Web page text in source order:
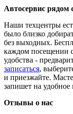
Автосервис рядом
Наши техцентры
было близко
без выходных.
каждом посещении
удобства -
записаться,
и приезжайте.
запишет на удобное
Отзывы о нас